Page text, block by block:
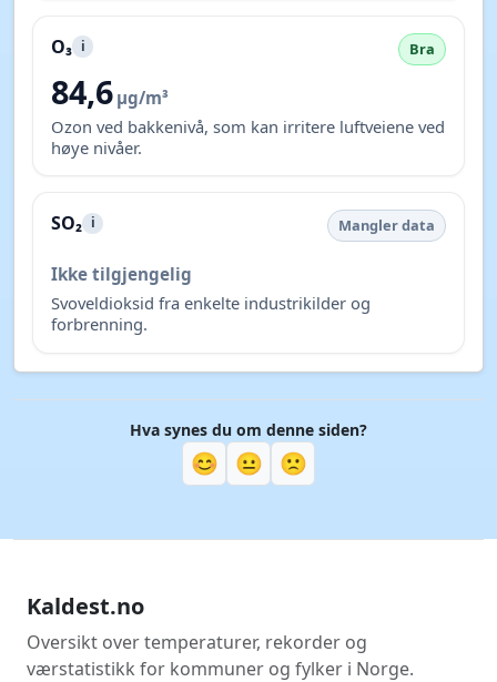
O₃ i Bra
84,6 µg/m³
Ozon ved bakkenivå, som kan irritere luftveiene ved
høye nivåer.
SO₂ i Mangler data
Ikke tilgjengelig
Svoveldioksid fra enkelte industrikilder og
forbrenning.
Hva synes du om denne siden?
😊 😐 🙁
Kaldest.no
Oversikt over temperaturer, rekorder og
værstatistikk for kommuner og fylker i Norge.